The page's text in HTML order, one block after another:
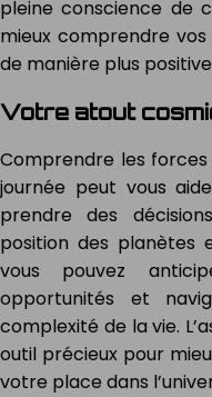
pleine conscience de
mieux comprendre
de manière plus
Votre atout
Comprendre les
journée peut vous
prendre des
position des planètes
vous pouvez
opportunités et
complexité de la vie.
outil précieux pour
votre place dans